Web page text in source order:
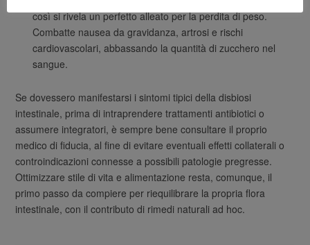
così si rivela un perfetto alleato per la perdita di peso.
Combatte nausea da gravidanza, artrosi e rischi
cardiovascolari, abbassando la quantità di zucchero nel
sangue.
Se dovessero manifestarsi i sintomi tipici della disbiosi
intestinale, prima di intraprendere trattamenti antibiotici o
assumere integratori, è sempre bene consultare il proprio
medico di fiducia, al fine di evitare eventuali effetti collaterali o
controindicazioni connesse a possibili patologie pregresse.
Ottimizzare stile di vita e alimentazione resta, comunque, il
primo passo da compiere per riequilibrare la propria flora
intestinale, con il contributo di rimedi naturali ad hoc.